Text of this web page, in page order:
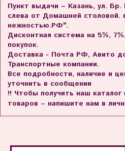
Пункт выдачи – Казань, ул.
слева от Домашней столовой.
нежностью.РФ".
Дисконтная система на 5%,
покупок.
Доставка - Почта РФ, Авито
Транспортные компании.
Все подробности, наличие и
уточнить в сообщении
!! Чтобы получить наш
товаров – напишите нам в